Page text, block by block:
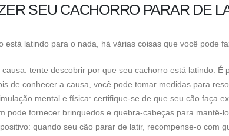
SEU CACHORRO PARAR DE
está latindo para o nada, há várias coisas que você pode
causa: tente descobrir por que seu cachorro está latindo. É
de conhecer a causa, você pode tomar medidas para
mental e física: certifique-se de que seu cão faça
pode fornecer brinquedos e quebra-cabeças para mantê-
quando seu cão parar de latir, recompense-o com